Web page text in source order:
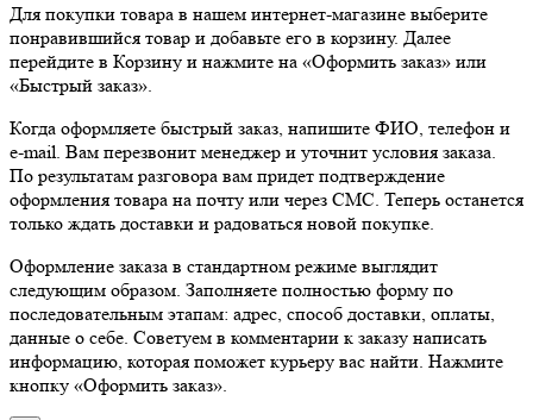
Для покупки товара в нашем интернет-магазине выберите
понравившийся товар и добавьте его в корзину. Далее
перейдите в Корзину и нажмите на «Оформить заказ» или
«Быстрый заказ».
Когда оформляете быстрый заказ, напишите ФИО, телефон и
e-mail. Вам перезвонит менеджер и уточнит условия заказа.
По результатам разговора вам придет подтверждение
оформления товара на почту или через СМС. Теперь останется
только ждать доставки и радоваться новой покупке.
Оформление заказа в стандартном режиме выглядит
следующим образом. Заполняете полностью форму по
последовательным этапам: адрес, способ доставки, оплаты,
данные о себе. Советуем в комментарии к заказу написать
информацию, которая поможет курьеру вас найти. Нажмите
кнопку «Оформить заказ».